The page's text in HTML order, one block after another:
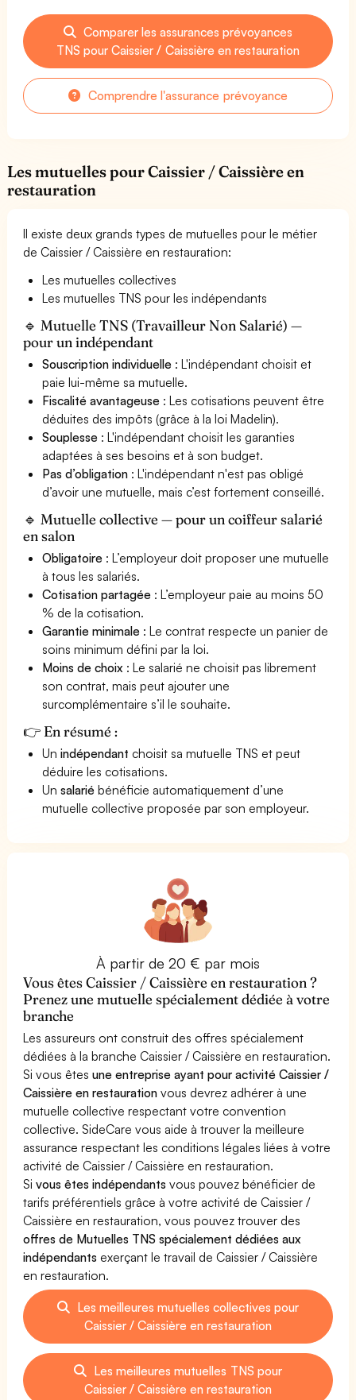
Comparer les assurances prévoyances
TNS pour Caissier / Caissière en restauration
Comprendre l'assurance prévoyance
Les mutuelles pour Caissier / Caissière en
restauration
Il existe deux grands types de mutuelles pour le métier
de Caissier / Caissière en restauration:
Les mutuelles collectives
Les mutuelles TNS pour les indépendants
🔹 Mutuelle TNS (Travailleur Non Salarié) —
pour un indépendant
Souscription individuelle : L'indépendant choisit et
paie lui-même sa mutuelle.
Fiscalité avantageuse : Les cotisations peuvent être
déduites des impôts (grâce à la loi Madelin).
Souplesse : L'indépendant choisit les garanties
adaptées à ses besoins et à son budget.
Pas d’obligation : L'indépendant n'est pas obligé
d’avoir une mutuelle, mais c’est fortement conseillé.
🔹 Mutuelle collective — pour un coiffeur salarié
en salon
Obligatoire : L’employeur doit proposer une mutuelle
à tous les salariés.
Cotisation partagée : L’employeur paie au moins 50
% de la cotisation.
Garantie minimale : Le contrat respecte un panier de
soins minimum défini par la loi.
Moins de choix : Le salarié ne choisit pas librement
son contrat, mais peut ajouter une
surcomplémentaire s’il le souhaite.
👉 En résumé :
Unindépendant choisit sa mutuelle TNS et peut
déduire les cotisations.
Unsalarié bénéficie automatiquement d’une
mutuelle collective proposée par son employeur.
À partir de 20 € par mois
Vous êtes Caissier / Caissière en restauration ?
Prenez une mutuelle spécialement dédiée à votre
branche
Les assureurs ont construit des offres spécialement
dédiées à la branche Caissier / Caissière en restauration.
Si vous êtesune entreprise ayant pour activité Caissier /
Caissière en restauration vous devrez adhérer à une
mutuelle collective respectant votre convention
collective. SideCare vous aide à trouver la meilleure
assurance respectant les conditions légales liées à votre
activité de Caissier / Caissière en restauration.
Sivous êtes indépendants vous pouvez bénéficier de
tarifs préférentiels grâce à votre activité de Caissier /
Caissière en restauration, vous pouvez trouver des
offres de Mutuelles TNS spécialement dédiées aux
indépendants exerçant le travail de Caissier / Caissière
en restauration.
Les meilleures mutuelles collectives pour
Caissier / Caissière en restauration
Les meilleures mutuelles TNS pour
Caissier / Caissière en restauration